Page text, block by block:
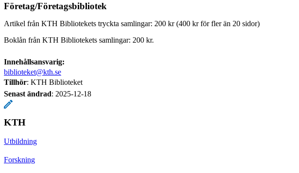
Företag/Företagsbibliotek
Artikel från KTH Bibliotekets tryckta samlingar: 200 kr (400 kr för fler än 20 sidor)
Boklån från KTH Bibliotekets samlingar: 200 kr.
Innehållsansvarig:
biblioteket@kth.se
Tillhör: KTH Biblioteket
Senast ändrad: 2025-12-18
KTH
Utbildning
Forskning